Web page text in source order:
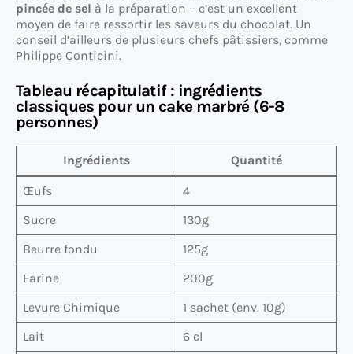
pincée de sel à la préparation – c’est un excellent
moyen de faire ressortir les saveurs du chocolat. Un
conseil d’ailleurs de plusieurs chefs pâtissiers, comme
Philippe Conticini.
Tableau récapitulatif : ingrédients
classiques pour un cake marbré (6-8
personnes)
Ingrédients Quantité
Œufs
4
Sucre
130g
Beurre fondu
125g
Farine
200g
Levure Chimique
1 sachet (env. 10g)
Lait
6 cl